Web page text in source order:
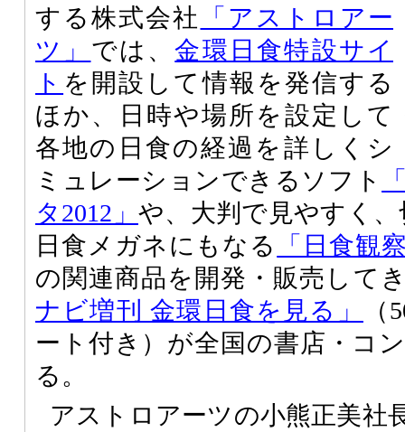
する株式会社
「アストロアー
ツ」 では、金環日食特設サイ
ト を開設して情報を発信する
ほか、日時や場所を設定して
各地の日食の経過を詳しくシ
ミュレーションできるソフト
タ2012」 や、大判で見やすく
日食メガネにもなる
「日食観
の関連商品を開発・販売して
ナビ増刊 金環日食を見る」
ート付き）が全国の書店・コ
る。
アストロアーツの小熊正美社